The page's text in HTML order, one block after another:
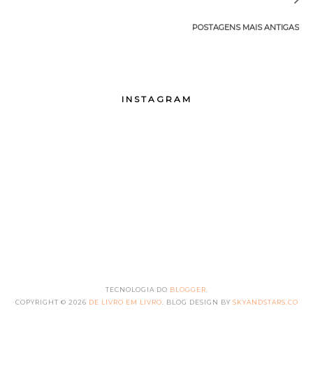
POSTAGENS MAIS ANTIGAS
INSTAGRAM
TECNOLOGIA DO BLOGGER
COPYRIGHT © 2026 DE LIVRO EM LIVRO . BLOG DESIGN BY SKYANDSTARS.CO